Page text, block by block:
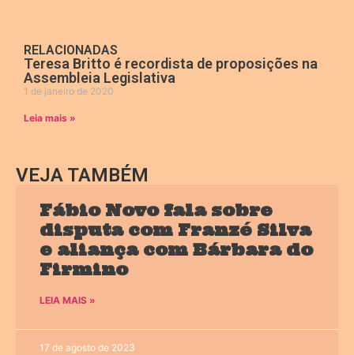
RELACIONADAS
Teresa Britto é recordista de proposições na
Assembleia Legislativa
1 de janeiro de 2020
Leia mais »
VEJA TAMBÉM
Fábio Novo fala sobre
disputa com Franzé Silva
e aliança com Bárbara do
Firmino
LEIA MAIS »
17 de agosto de 2023